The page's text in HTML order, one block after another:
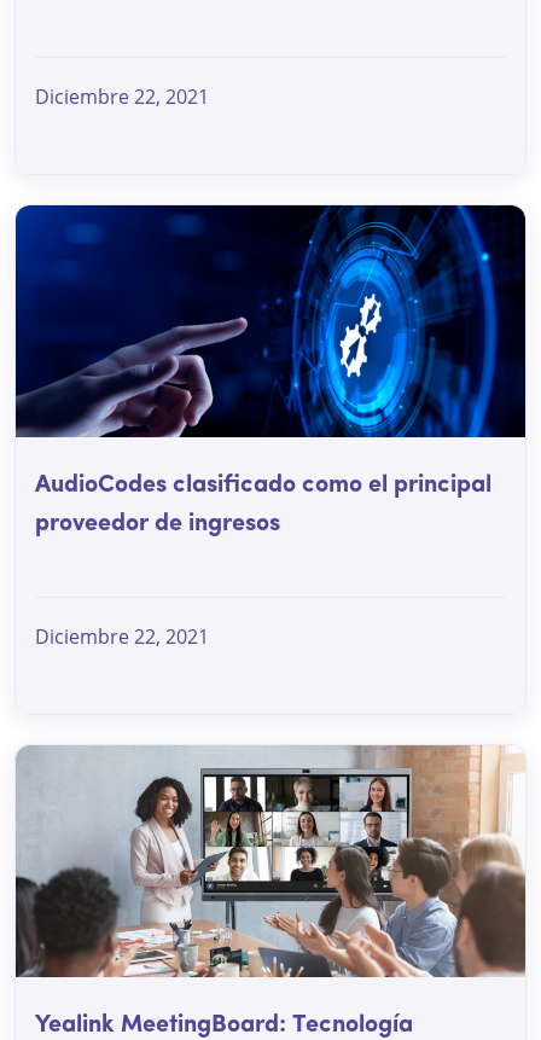
Diciembre 22, 2021
AudioCodes clasificado como el principal
proveedor de ingresos
Diciembre 22, 2021
Yealink MeetingBoard: Tecnología